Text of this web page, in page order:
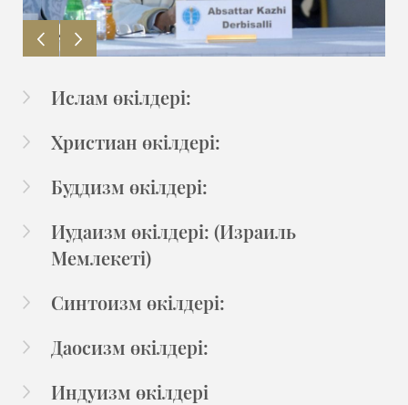
Ислам өкілдері:
Христиан өкілдері:
Буддизм өкілдері:
Иудаизм өкілдері: (Израиль
Мемлекеті)
Синтоизм өкілдері:
Даосизм өкілдері:
Индуизм өкілдері